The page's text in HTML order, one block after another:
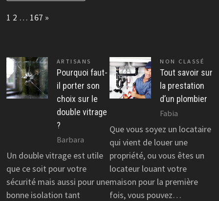
Page:
1 2 … 167 Next
»
ARTISANS
Pourquoi faut-
il porter son
choix sur le
double vitrage
?
Barbara
Un double vitrage est utile
que ce soit pour votre
sécurité mais aussi pour une
bonne isolation tant
NON CLASSÉ
Tout savoir sur
la prestation
d’un plombier
Fabia
Que vous soyez un locataire
qui vient de louer une
propriété, ou vous êtes un
locateur louant votre
maison pour la première
fois, vous pouvez…